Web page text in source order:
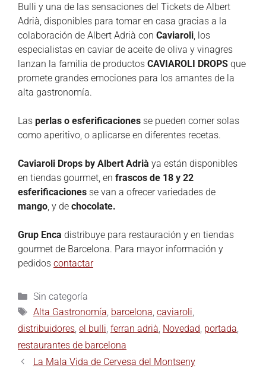
Bulli y una de las sensaciones del Tickets de Albert
Adrià, disponibles para tomar en casa gracias a la
colaboración de Albert Adrià con Caviaroli , los
especialistas en caviar de aceite de oliva y vinagres
lanzan la familia de productos CAVIAROLI DROPS que
promete grandes emociones para los amantes de la
alta gastronomía.
Las perlas o esferificaciones se pueden comer solas
como aperitivo, o aplicarse en diferentes recetas.
Caviaroli Drops by Albert Adrià ya están disponibles
en tiendas gourmet, en frascos de 18 y 22
esferificaciones se van a ofrecer variedades de
mango , y de chocolate.
Grup Enca distribuye para restauración y en tiendas
gourmet de Barcelona. Para mayor información y
pedidos contactar
Sin categoría
Alta Gastronomía barcelona caviaroli
distribuidores el bulli ferran adrià Novedad portada
restaurantes de barcelona
La Mala Vida de Cervesa del Montseny